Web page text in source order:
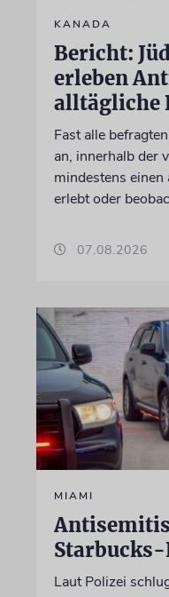
KANADA
Bericht:
erleben
alltägliche
Fast alle
an, innerhalb der
mindestens
erlebt oder
07.08.2026
MIAMI
Laut Polizei